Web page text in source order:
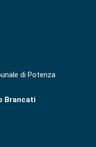
di Potenza
Brancati